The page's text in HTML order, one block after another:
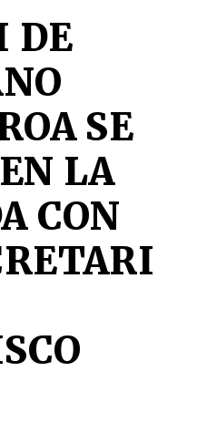
DE
SE
LA
CON